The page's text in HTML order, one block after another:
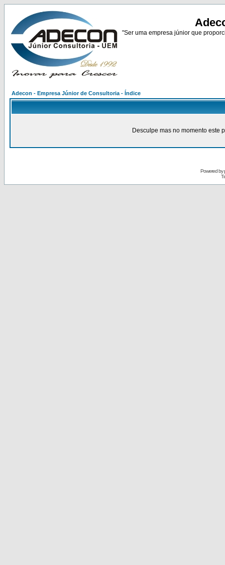
"Ser uma empresa júnior que
Adecon - Empresa Júnior de Consultoria - Índice
Desculpe mas no momento este
Powered by